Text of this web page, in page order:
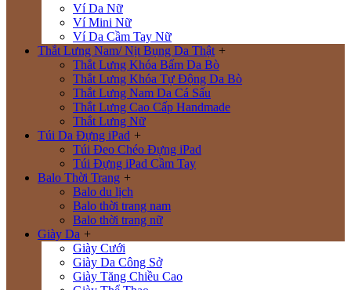
Ví Da Nữ
Ví Mini Nữ
Ví Da Cầm Tay Nữ
Thắt Lưng Nam/ Nịt Bụng Da Thật +
Thắt Lưng Khóa Bấm Da Bò
Thắt Lưng Khóa Tự Động Da Bò
Thắt Lưng Nam Da Cá Sấu
Thắt Lưng Cao Cấp Handmade
Thắt Lưng Nữ
Túi Da Đựng iPad +
Túi Đeo Chéo Đựng iPad
Túi Đựng iPad Cầm Tay
Balo Thời Trang +
Balo du lịch
Balo thời trang nam
Balo thời trang nữ
Giày Da +
Giày Cưới
Giày Da Công Sở
Giày Tăng Chiều Cao